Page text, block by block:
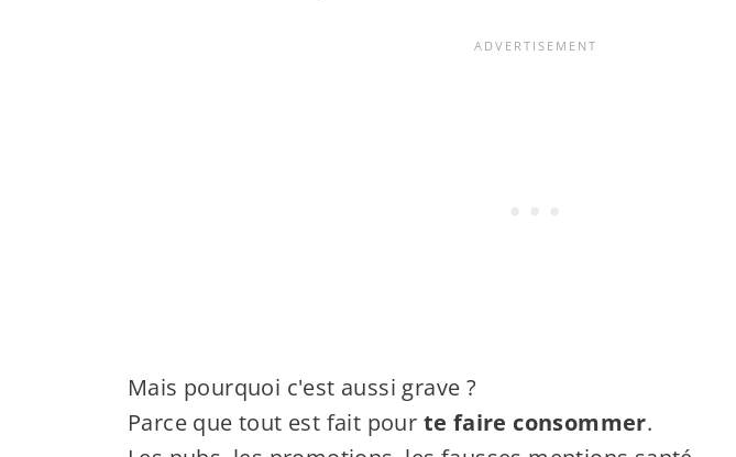
Mais pourquoi c'est aussi grave ?
Parce que tout est fait pour te faire consommer.